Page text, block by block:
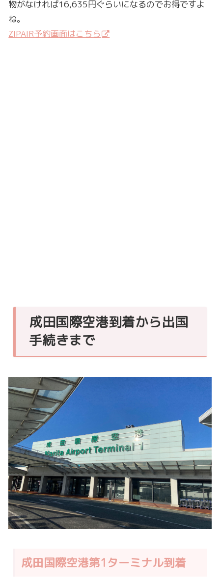
物がなければ16,635円ぐらいになるのでお得ですよ
ね。
ZIPAIR予約画面はこちら
成田国際空港到着から出国
手続きまで
成田国際空港第1ターミナル到着